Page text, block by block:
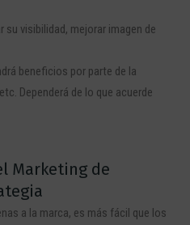
visibilidad, mejorar imagen de
beneficios por parte de la
Dependerá de lo que acuerde
Marketing de
a la marca, es más fácil que los